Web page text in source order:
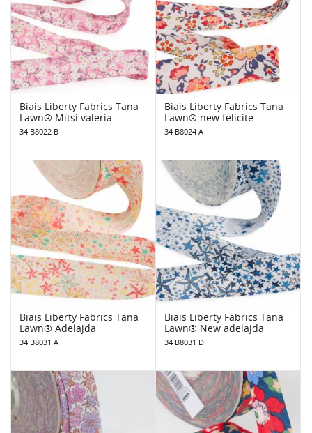
Biais Liberty Fabrics Tana
Lawn® Mitsi valeria
34 B8022 B
Biais Liberty Fabrics Tana
Lawn® new felicite
34 B8024 A
Biais Liberty Fabrics Tana
Lawn® Adelajda
34 B8031 A
Biais Liberty Fabrics Tana
Lawn® New adelajda
34 B8031 D